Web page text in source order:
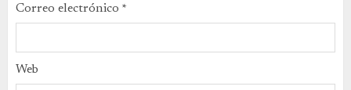
Correo electrónico *
Web